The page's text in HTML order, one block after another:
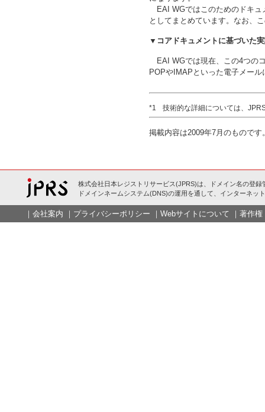
EAI WGではこのためのドキュ
としてまとめています。なお、
▼コアドキュメントに基づいた
EAI WGでは現在、この4つの
POPやIMAPといった電子メー
技術的な詳細については、
掲載内容は2009年7月のものです
株式会社日本レジストリサービス(JPRS)は、ドメイン名の登録
ドメインネームシステム(DNS)の運用を通して、インターネッ
｜ 会社案内 ｜ プライバシーポリシー ｜ Webサイトについて ｜ 著作権